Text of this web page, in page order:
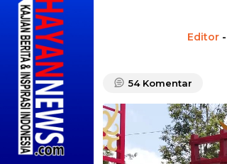
Editor-
54 Komentar